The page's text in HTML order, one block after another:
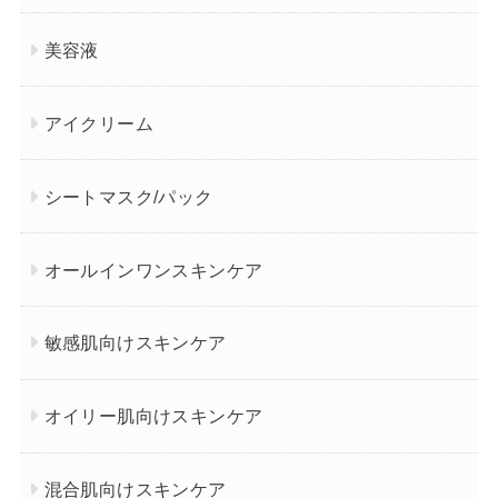
美容液
アイクリーム
シートマスク/パック
オールインワンスキンケア
敏感肌向けスキンケア
オイリー肌向けスキンケア
混合肌向けスキンケア